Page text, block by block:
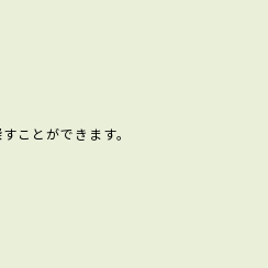
ことができます。